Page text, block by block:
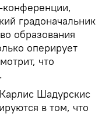
градоначальник
образования
оперирует
что
Шадурскис
в том, что